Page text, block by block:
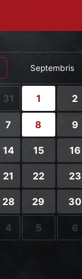
Septembris
31 1 2
7 8 9
14 15 16
21 22 23
28 29 30
4 5 6